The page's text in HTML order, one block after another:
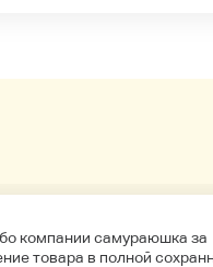
компании самураюшка за
товара в полной